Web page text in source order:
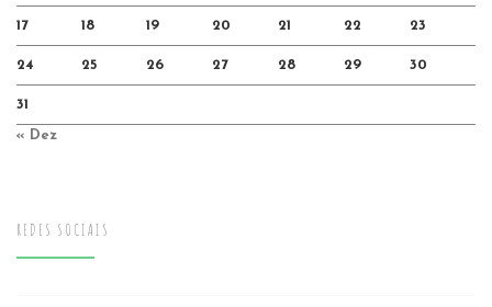
17 18 19 20 21 22 23
24 25 26 27 28 29 30
31
« Dez
REDES SOCIAIS